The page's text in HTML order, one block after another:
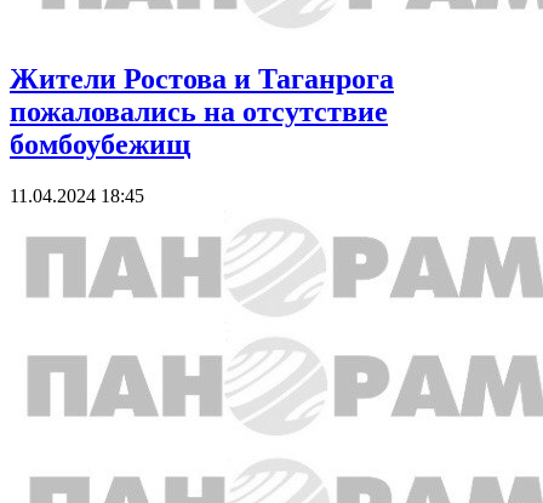
Жители Ростова и Таганрога
пожаловались на отсутствие
бомбоубежищ
11.04.2024 18:45